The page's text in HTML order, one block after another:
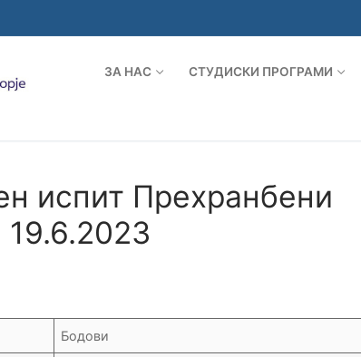
ЗА НАС СТУДИСКИ ПРОГРАМИ
испит Прехранбени
Бодови